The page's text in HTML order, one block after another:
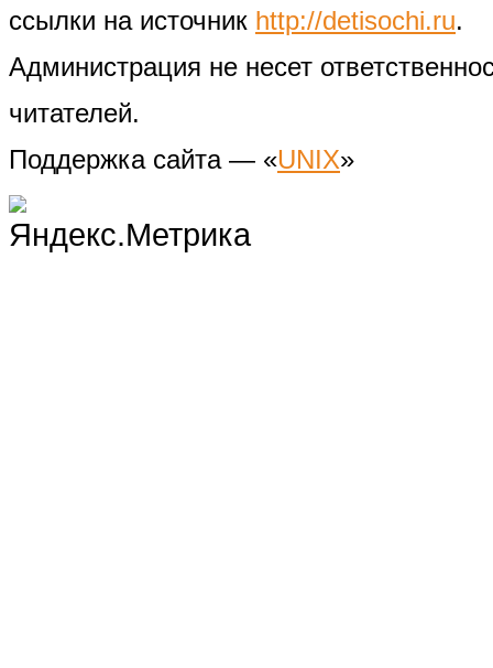
ссылки на источник http://detisochi.ru.
Администрация не несет
читателей.
Поддержка сайта — «UNIX»